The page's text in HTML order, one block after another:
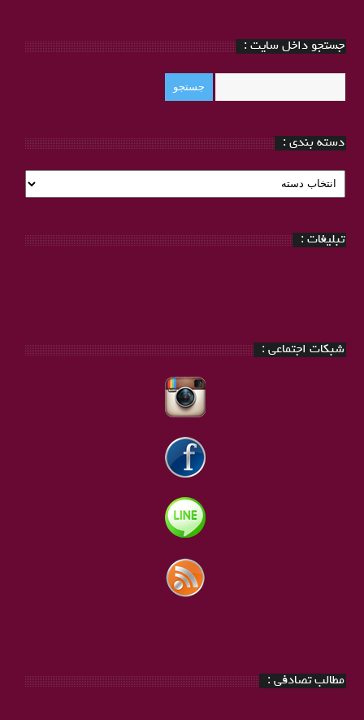
جستجو داخل سایت :
دسته بندی :
دسته
بندی
تبلیغات :
شبکات اجتماعی :
مطالب تصادفی :